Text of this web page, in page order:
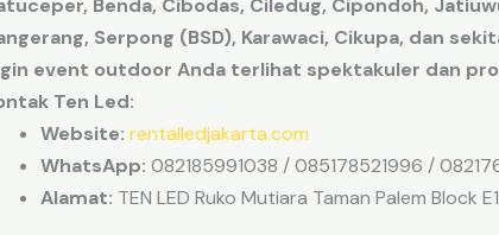
Benda, Cibodas, Ciledug, Cipondoh,
Serpong (BSD), Karawaci, Cikupa, dan
event outdoor Anda terlihat spektakuler dan
Ten Led:
Website: rentalledjakarta.com
WhatsApp: 082185991038 / 085178521996 /
Alamat: TEN LED Ruko Mutiara Taman Palem Block